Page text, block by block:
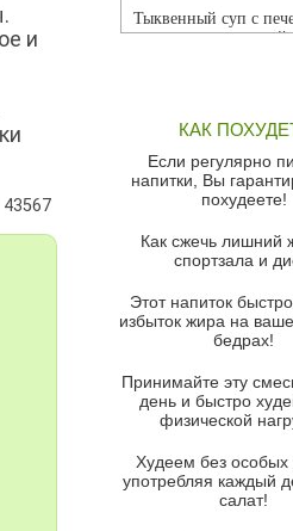
и
43567
Тыквенный суп с
чесноком и томатной
красного перца
Парижский луковый
Суп из спаржи и
Суп-крем из цветной
Французский
Суп из баклажанов с
Грибной крем-суп с
козьим сыром
Суп мисо с зеленым
тофу
КАК
Если регулярно
напитки, Вы
похудеете!
Как сжечь лишний
спортзала и
Этот напиток
избыток жира на
бедрах!
Принимайте эту
день и быстро
физической
Худеем без особых
употребляя каждый
салат!